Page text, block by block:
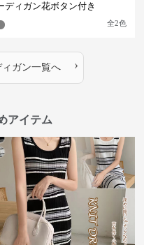
ディガン花ボタン付き
全2色
ガン一覧へ ›
アイテム